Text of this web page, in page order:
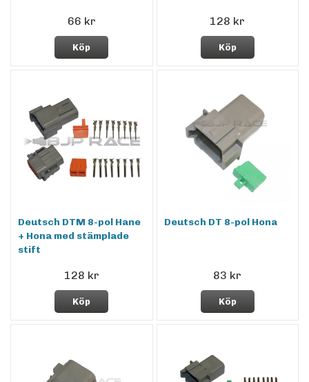
66 kr
Köp
128 kr
Köp
Deutsch DTM 8-pol Hane
+ Hona med stämplade
stift
128 kr
Köp
Deutsch DT 8-pol Hona
83 kr
Köp